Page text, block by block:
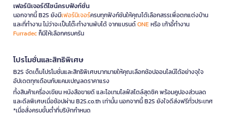
เฟอร์นิเจอร์ดีไซน์ครบฟังก์ชั่น
นอกจากนี้ B2S ยังมีเฟอร์นิเจอร์ครบทุกฟังก์ชันให้คุณได้เลือกสรรเพื่อตกแต่งบ้าน
และที่ทำงาน ไม่ว่าจะเป็นโต๊ะทำงานพับได้ จากแบรนด์ONEหรือ เก้าอี้ทำงาน
Furradecก็มีให้เลือกครบครัน
โปรโมชั่นและสิทธิพิเศษ
B2S จัดเต็มโปรโมชั่นและสิทธิพิเศษมากมายให้คุณเลือกช้อปออนไลน์ได้อย่างจุใจ
อัปเดตทุกเดือนกับแคมเปญลดราคาแรง
ทั้งสินค้าเครื่องเขียน หนังสือขายดี และไอเทมไลฟ์สไตล์สุดชิค พร้อมคูปองส่วนลด
และดีลพิเศษเมื่อช้อปผ่าน B2S.co.th เท่านั้น นอกจากนี้ B2S ยังใจดีส่งฟรีทั่วประเทศ
*เมื่อสั่งครบขั้นต่ำที่บริษัทกำหนด